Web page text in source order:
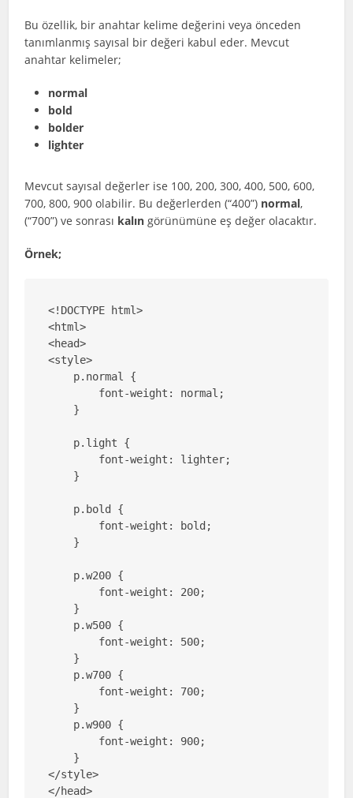
Bu özellik, bir anahtar kelime değerini veya önceden
tanımlanmış sayısal bir değeri kabul eder. Mevcut
anahtar kelimeler;
normal
bold
bolder
lighter
Mevcut sayısal değerler ise 100, 200, 300, 400, 500, 600,
700, 800, 900 olabilir. Bu değerlerden (“400”) normal,
(“700”) ve sonrası kalın görünümüne eş değer olacaktır.
Örnek;
<!DOCTYPE html>
<html>
<head>
<style>
    p.normal {
        font-weight: normal;
    }
    p.light {
        font-weight: lighter;
    }
    p.bold {
        font-weight: bold;
    }
    p.w200 {
        font-weight: 200;
    }
    p.w500 {
        font-weight: 500;
    }
    p.w700 {
        font-weight: 700;
    }
    p.w900 {
        font-weight: 900;
    }
</style>
</head>